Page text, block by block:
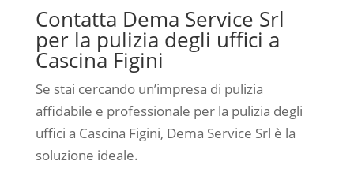
Contatta Dema Service Srl
per la pulizia degli uffici a
Cascina Figini
Se stai cercando un’impresa di pulizia
affidabile e professionale per la pulizia degli
uffici a Cascina Figini, Dema Service Srl è la
soluzione ideale.